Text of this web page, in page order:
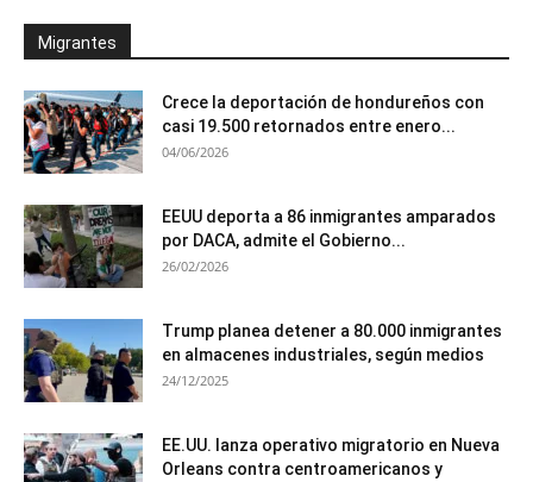
Migrantes
Crece la deportación de hondureños con
casi 19.500 retornados entre enero...
04/06/2026
EEUU deporta a 86 inmigrantes amparados
por DACA, admite el Gobierno...
26/02/2026
Trump planea detener a 80.000 inmigrantes
en almacenes industriales, según medios
24/12/2025
EE.UU. lanza operativo migratorio en Nueva
Orleans contra centroamericanos y